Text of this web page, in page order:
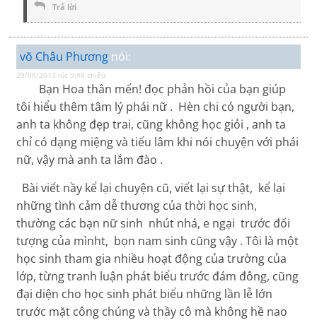
Trả lời
võ Châu Phương nói:
29/08/2013 lúc 9:48 chiều
Bạn Hoa thân mến! đọc phản hồi của bạn giúp
tôi hiểu thêm tâm lý phái nữ . Hèn chi có người bạn,
anh ta không đẹp trai, cũng không học giỏi , anh ta
chỉ có dạng miệng và tiếu lâm khi nói chuyện với phái
nữ, vậy mà anh ta lắm đào .
Bài viết nầy kể lại chuyện cũ, viết lại sự thật, kể lại
những tình cảm dễ thương của thời học sinh,
thường các bạn nữ sinh nhút nhá, e ngại trước đối
tượng của mìnht, bọn nam sinh cũng vậy . Tôi là một
học sinh tham gia nhiều hoạt động của trường của
lớp, từng tranh luận phát biểu trước đám đông, cũng
đại diện cho học sinh phát biểu những lần lễ lớn
trước mặt công chúng và thầy cô mà không hề nao